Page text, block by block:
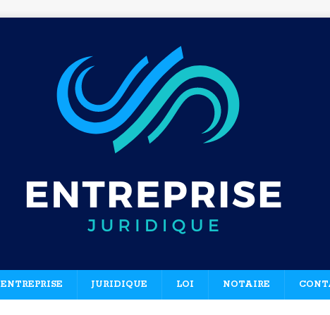
ENTREPRISE JURIDIQUE LOI NOTAIRE